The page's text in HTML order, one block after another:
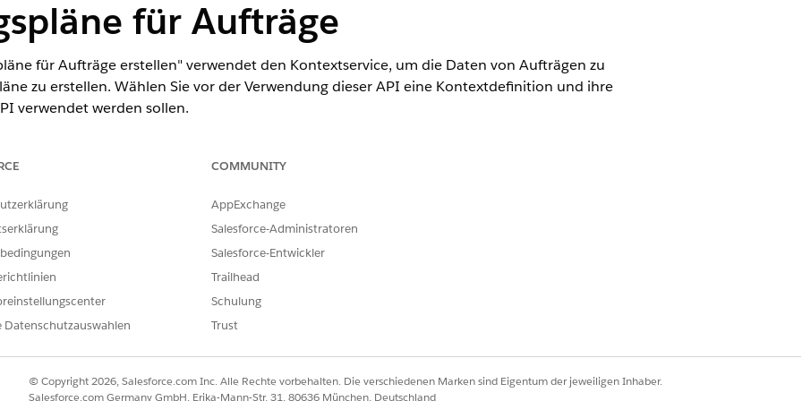
für Aufträge
für Aufträge erstellen" verwendet den Kontextservice, um die Daten von Aufträgen zu
zu erstellen. Wählen Sie vor der Verwendung dieser API eine Kontextdefinition und ihre
verwendet werden sollen.
und ihrer Zuordnungen: Berechtigungssatz "Abrechnungsadministrator"
Abrechnungseinstellungen
und wählen Sie diese Option aus.
die erweiterte Kontextdefinition "BillingContext" als Kontextdefinition aus.
auszuwählen, die Aufträge zu Abrechnungstransaktionskontextknoten zuordnet.
Intrakontextzuordnung hinzufügen
an Abrechnungspläne übergeben, indem Sie die benutzerdefinierte Zuordnungmithilfe des
Datenschutzauswahlen
COMMUNITY
AppExchange
Salesforce-Administratoren
Salesforce-Entwickler
Trailhead
Schulung
Trust
© Copyright 2026, Salesforce.com Inc. Alle Rechte vorbehalten. Die verschiedenen Marken sind Eigentum der jeweiligen Inhaber.
Salesforce.com Germany GmbH, Erika-Mann-Str. 31, 80636 München, Deutschland